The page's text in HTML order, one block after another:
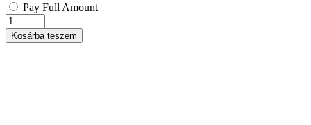
Pay Full Amount
Kosárba teszem